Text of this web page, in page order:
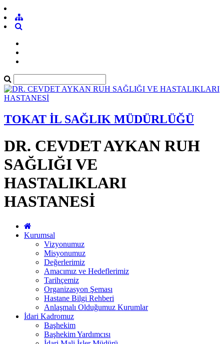
TOKAT İL SAĞLIK MÜDÜRLÜĞÜ
DR. CEVDET AYKAN RUH
SAĞLIĞI VE
HASTALIKLARI
HASTANESİ
Kurumsal
Vizyonumuz
Misyonumuz
Değerlerimiz
Amacımız ve Hedeflerimiz
Tarihçemiz
Organizasyon Şeması
Hastane Bilgi Rehberi
Anlaşmalı Olduğumuz Kurumlar
İdari Kadromuz
Başhekim
Başhekim Yardımcısı